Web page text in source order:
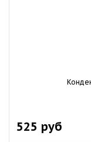
525 руб